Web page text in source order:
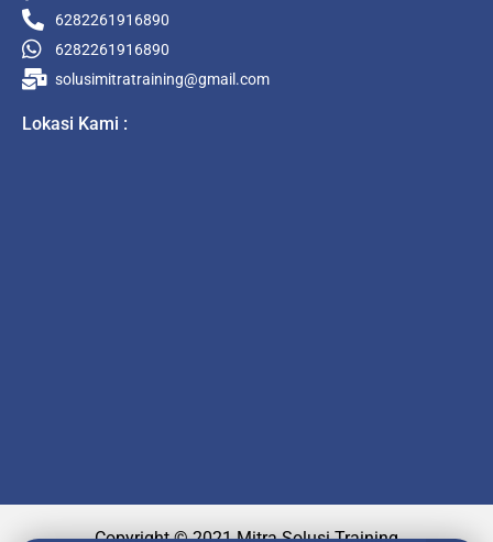
6282261916890
6282261916890
solusimitratraining@gmail.com
Lokasi Kami :